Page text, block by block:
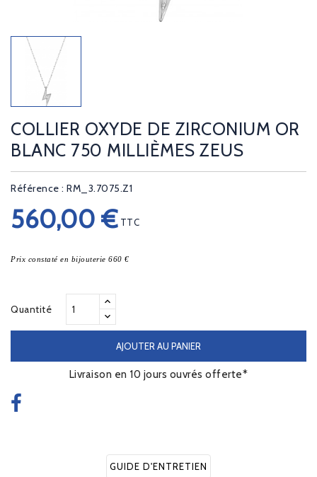
COLLIER OXYDE DE ZIRCONIUM OR
BLANC 750 MILLIÈMES ZEUS
Référence : RM_3.7075.Z1
560,00 € TTC
Prix constaté en bijouterie 660 €
Quantité
AJOUTER AU PANIER
Livraison en 10 jours ouvrés offerte*
GUIDE D'ENTRETIEN